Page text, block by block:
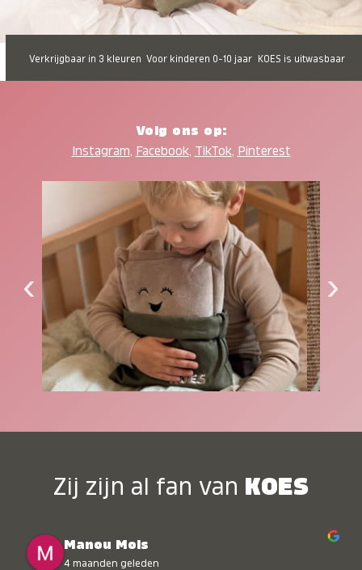
Verkrijgbaar in 3 kleuren Voor kinderen 0-10 jaar KOES is uitwasbaar
Volg ons op:
Instagram, Facebook, TikTok, Pinterest
‹ ›
Zij zijn al fan van KOES
Manou Mols
4 maanden geleden